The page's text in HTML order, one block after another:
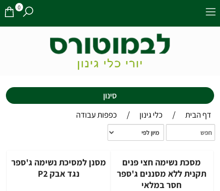
0
סינון
דף הבית
/ כלי גינון / כפפות עבודה
מסכת נשימה חצי פנים
תקנית ללא מסננים ג'ספר
חסר במלאי
מסנן למסיכת נשימה ג'ספר
נגד אבק P2